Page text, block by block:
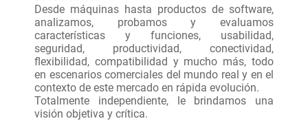
Desde máquinas hasta productos de software,
analizamos, probamos y evaluamos
características y funciones, usabilidad,
seguridad, productividad, conectividad,
flexibilidad, compatibilidad y mucho más, todo
en escenarios comerciales del mundo real y en el
contexto de este mercado en rápida evolución.
Totalmente independiente, le brindamos una
visión objetiva y crítica.